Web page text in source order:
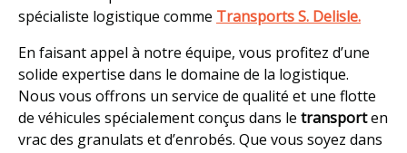
spécialiste logistique comme Transports S. Delisle.
En faisant appel à notre équipe, vous profitez d’une
solide expertise dans le domaine de la logistique.
Nous vous offrons un service de qualité et une flotte
de véhicules spécialement conçus dans le transporten
vrac des granulats et d’enrobés. Que vous soyez dans